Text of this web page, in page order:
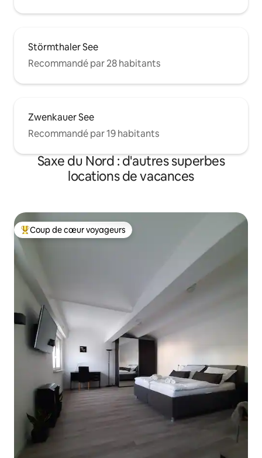
Störmthaler See
Recommandé par 28 habitants
Zwenkauer See
Recommandé par 19 habitants
Saxe du Nord : d'autres superbes
locations de vacances
Coups de cœur voyageurs les plus appréciés
Coup de cœur voyageurs